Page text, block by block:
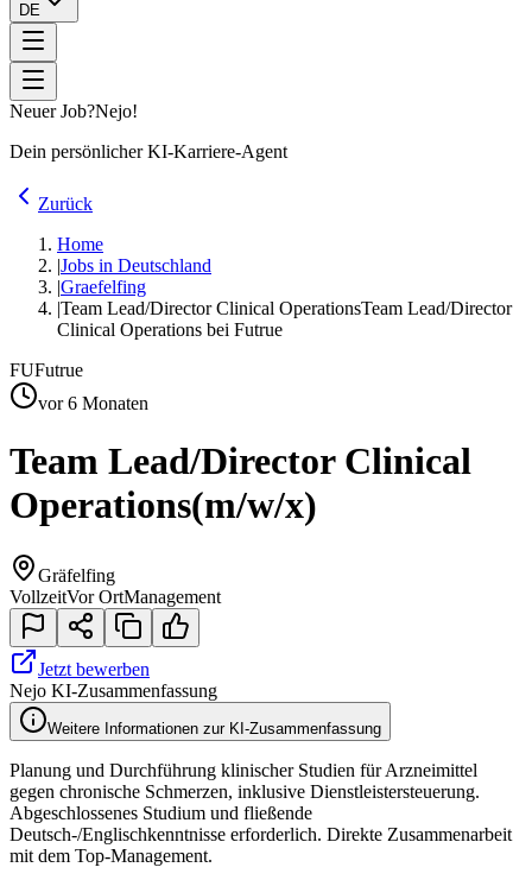
DE
Neuer Job?Nejo!
Dein persönlicher KI-Karriere-Agent
Zurück
Home
|Jobs in Deutschland
|Graefelfing
|Team Lead/Director Clinical OperationsTeam Lead/Director
Clinical Operations bei Futrue
FUFutrue
vor 6 Monaten
Team Lead/Director Clinical
Operations(m/w/x)
Gräfelfing
VollzeitVor OrtManagement
Jetzt bewerben
Nejo KI-Zusammenfassung
Weitere Informationen zur KI-Zusammenfassung
Planung und Durchführung klinischer Studien für Arzneimittel
gegen chronische Schmerzen, inklusive Dienstleistersteuerung.
Abgeschlossenes Studium und fließende
Deutsch-/Englischkenntnisse erforderlich. Direkte Zusammenarbeit
mit dem Top-Management.